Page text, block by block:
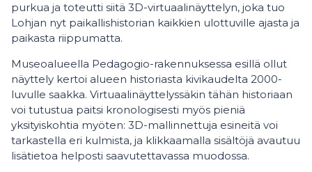
purkua ja toteutti siitä 3D-virtuaalinäyttelyn, joka tuo
Lohjan nyt paikallishistorian kaikkien ulottuville ajasta ja
paikasta riippumatta.
Museoalueella Pedagogio-rakennuksessa esillä ollut
näyttely kertoi alueen historiasta kivikaudelta 2000-
luvulle saakka. Virtuaalinäyttelyssäkin tähän historiaan
voi tutustua paitsi kronologisesti myös pieniä
yksityiskohtia myöten: 3D-mallinnettuja esineitä voi
tarkastella eri kulmista, ja klikkaamalla sisältöjä avautuu
lisätietoa helposti saavutettavassa muodossa.